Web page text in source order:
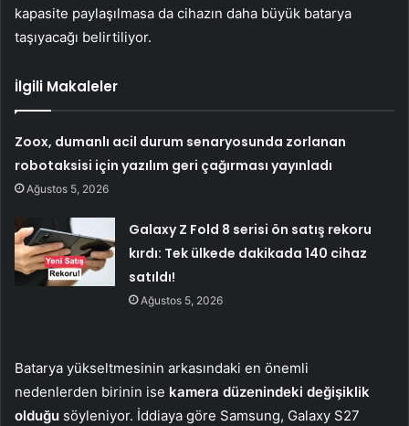
kapasite paylaşılmasa da cihazın daha büyük batarya
taşıyacağı belirtiliyor.
İlgili Makaleler
Zoox, dumanlı acil durum senaryosunda zorlanan
robotaksisi için yazılım geri çağırması yayınladı
Ağustos 5, 2026
Galaxy Z Fold 8 serisi ön satış rekoru
kırdı: Tek ülkede dakikada 140 cihaz
satıldı!
Ağustos 5, 2026
Batarya yükseltmesinin arkasındaki en önemli
nedenlerden birinin ise kamera düzenindeki değişiklik
olduğu söyleniyor. İddiaya göre Samsung, Galaxy S27